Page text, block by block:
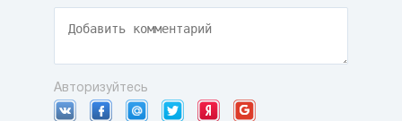
Авторизуйтесь